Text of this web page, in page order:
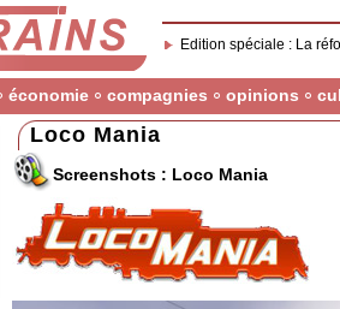
Edition spéciale : La
économie compagnies opinions
Loco Mania
Screenshots : Loco Mania